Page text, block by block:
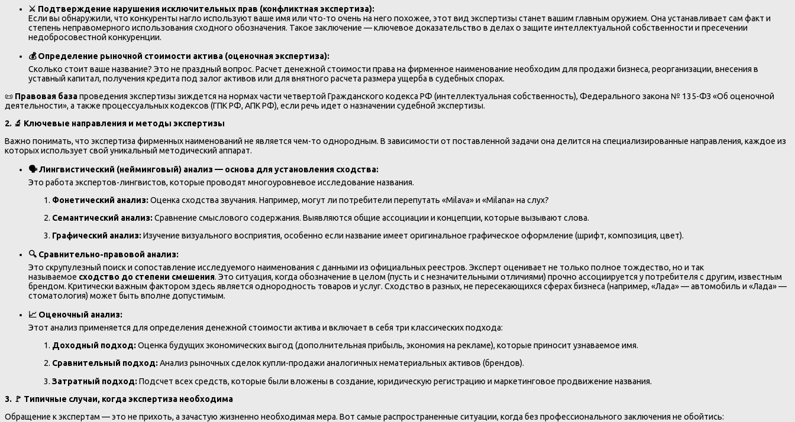
⚔️ Подтверждение нарушения исключительных прав (конфликтная экспертиза):
Если вы обнаружили, что конкуренты нагло используют ваше имя или что-то очень на него похожее, этот вид экспертизы станет вашим главным оружием. Она устанавливает сам факт и
степень неправомерного использования сходного обозначения. Такое заключение — ключевое доказательство в делах о защите интеллектуальной собственности и пресечении
недобросовестной конкуренции.
💰 Определение рыночной стоимости актива (оценочная экспертиза):
Сколько стоит ваше название? Это не праздный вопрос. Расчет денежной стоимости права на фирменное наименование необходим для продажи бизнеса, реорганизации, внесения в
уставный капитал, получения кредита под залог активов или для внятного расчета размера ущерба в судебных спорах.
📜 Правовая базапроведения экспертизы зиждется на нормах части четвертой Гражданского кодекса РФ (интеллектуальная собственность), Федерального закона № 135-ФЗ «Об оценочной
деятельности», а также процессуальных кодексов (ГПК РФ, АПК РФ), если речь идет о назначении судебной экспертизы.
2. 🔬 Ключевые направления и методы экспертизы
Важно понимать, что экспертиза фирменных наименований не является чем-то однородным. В зависимости от поставленной задачи она делится на специализированные направления, каждое из
которых использует свой уникальный методический аппарат.
🗣️ Лингвистический (нейминговый) анализ — основа для установления сходства:
Это работа экспертов-лингвистов, которые проводят многоуровневое исследование названия.
Фонетический анализ:Оценка сходства звучания. Например, могут ли потребители перепутать «Milava» и «Milana» на слух?
Семантический анализ:Сравнение смыслового содержания. Выявляются общие ассоциации и концепции, которые вызывают слова.
Графический анализ:Изучение визуального восприятия, особенно если название имеет оригинальное графическое оформление (шрифт, композиция, цвет).
🔍 Сравнительно-правовой анализ:
Это скрупулезный поиск и сопоставление исследуемого наименования с данными из официальных реестров. Эксперт оценивает не только полное тождество, но и так
называемое сходство до степени смешения. Это ситуация, когда обозначение в целом (пусть и с незначительными отличиями) прочно ассоциируется у потребителя с другим, известным
брендом. Критически важным фактором здесь является однородность товаров и услуг. Сходство в разных, не пересекающихся сферах бизнеса (например, «Лада» — автомобиль и «Лада» —
стоматология) может быть вполне допустимым.
📈 Оценочный анализ:
Этот анализ применяется для определения денежной стоимости актива и включает в себя три классических подхода:
Доходный подход:Оценка будущих экономических выгод (дополнительная прибыль, экономия на рекламе), которые приносит узнаваемое имя.
Сравнительный подход:Анализ рыночных сделок купли-продажи аналогичных нематериальных активов (брендов).
Затратный подход:Подсчет всех средств, которые были вложены в создание, юридическую регистрацию и маркетинговое продвижение названия.
3. 🚩 Типичные случаи, когда экспертиза необходима
Обращение к экспертам — это не прихоть, а зачастую жизненно необходимая мера. Вот самые распространенные ситуации, когда без профессионального заключения не обойтись: